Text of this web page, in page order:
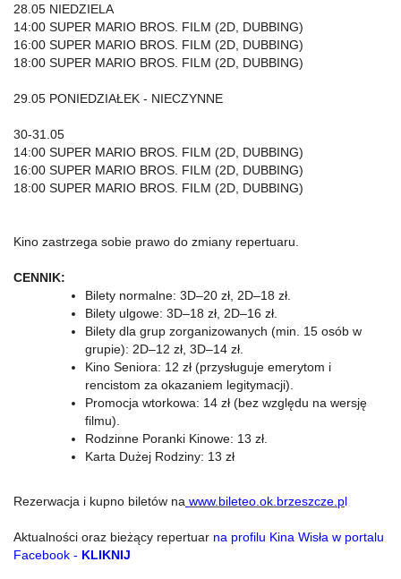
28.05 NIEDZIELA
14:00 SUPER MARIO BROS. FILM (2D, DUBBING)
16:00 SUPER MARIO BROS. FILM (2D, DUBBING)
18:00 SUPER MARIO BROS. FILM (2D, DUBBING)
29.05 PONIEDZIAŁEK - NIECZYNNE
30-31.05
14:00 SUPER MARIO BROS. FILM (2D, DUBBING)
16:00 SUPER MARIO BROS. FILM (2D, DUBBING)
18:00 SUPER MARIO BROS. FILM (2D, DUBBING)
Kino zastrzega sobie prawo do zmiany repertuaru.
CENNIK:
Bilety normalne: 3D–20 zł, 2D–18 zł.
Bilety ulgowe: 3D–18 zł, 2D–16 zł.
Bilety dla grup zorganizowanych (min. 15 osób w
grupie): 2D–12 zł, 3D–14 zł.
Kino Seniora: 12 zł (przysługuje emerytom i
rencistom za okazaniem legitymacji).
Promocja wtorkowa: 14 zł (bez względu na wersję
filmu).
Rodzinne Poranki Kinowe: 13 zł.
Karta Dużej Rodziny: 13 zł
Rezerwacja i kupno biletów na www.bileteo.ok.brzeszcze.pl
Aktualności oraz bieżący repertuar na profilu Kina Wisła w portalu
Facebook - KLIKNIJ